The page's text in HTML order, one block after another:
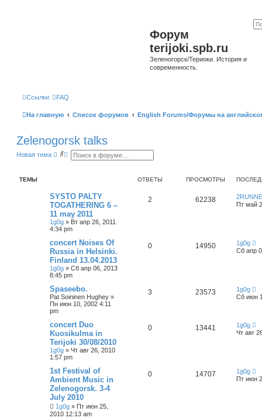
Форум
terijoki.spb.ru
Зеленогорск/Териоки. История и
современность.
Ссылки FAQ
На главную Список форумов English Forums/Форумы на
Zelenogorsk talks
Новая тема
П Р
е
н
н
ы
й
п
и
с
к
ТЕМЫ ОТВЕТЫ ПРОСМОТРЫ
SYSTO PALTY
TOGATHERING 6 –
11 may 2011
1g0g » Вт апр 26, 2011
4:34 pm
2 62238
Пт май
concert Noises Of
Russia in Helsinki.
Finland 13.04.2013
1g0g » Сб апр 06, 2013
8:45 pm
0 14950
1g0g
Сб апр
Spaseebo.
Pat Soininen Hughey »
Пн июн 10, 2002 4:11
pm
3 23573
1g0g
Сб июн
concert Duo
Kuosikulma in
Terijoki 30/08/2010
1g0g » Чт авг 26, 2010
1:57 pm
0 13441
1g0g
Чт авг
1st Festival of
Ambient Music in
Zelenogorsk. 3-4
July 2010
1g0g » Пт июн 25,
2010 12:13 am
0 14707
1g0g
Пт июн